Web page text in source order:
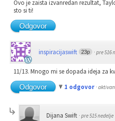
Ovo je zaista izvanredan rezultat,
sto si ti!
Odgovor
inspiracijaswift 23p · pre 516
11/13. Mnogo mi se dopada ideja za
Odgovor
1 odgovor · aktivan
Dijana Swift · pre 515 nedelje